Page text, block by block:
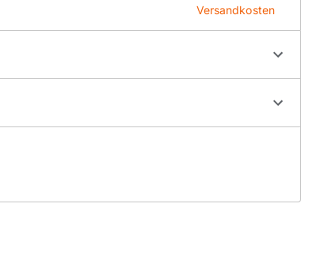
Versandkosten